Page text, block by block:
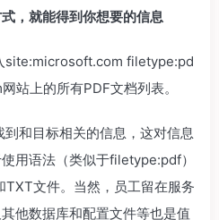
， 就能得到你想要的信息
site:microsoft.com filetype:pd
站上的所有PDF文档列表。
和目标相关的信息，这对信息
用语法（类似于filetype:pdf）
TXT文件。当然，员工留在服务
他数据库和配置文件等也是值